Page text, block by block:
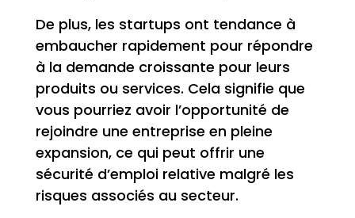
De plus, les startups ont tendance à
embaucher rapidement pour répondre
à la demande croissante pour leurs
produits ou services. Cela signifie que
vous pourriez avoir l’opportunité de
rejoindre une entreprise en pleine
expansion, ce qui peut offrir une
sécurité d’emploi relative malgré les
risques associés au secteur.